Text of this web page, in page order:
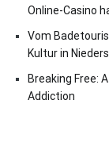
Online-Casino
Vom
Kultur in
Breaking Free:
Addiction